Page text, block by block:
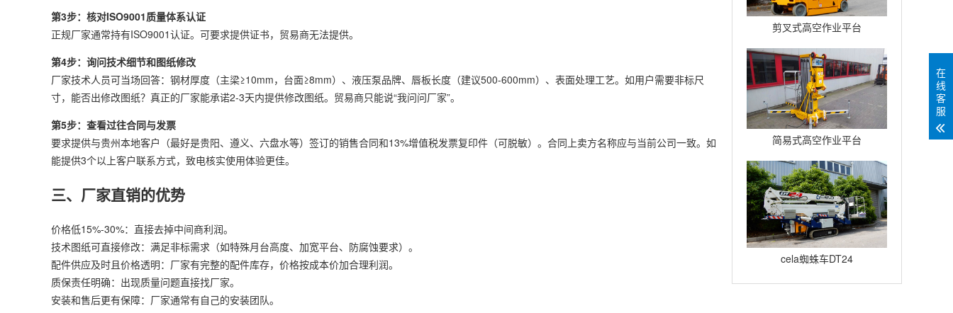
剪叉式高空作业平台
Compact12
简易式高空作业平台
Quickup7
cela蜘蛛车DT24
第3步：核对ISO9001质量体系认证
正规厂家通常持有ISO9001认证。可要求提供证书，贸易商无法提供。
第4步：询问技术细节和图纸修改
厂家技术人员可当场回答：钢材厚度（主梁≥10mm，台面≥8mm）、液压泵品牌、唇板长度（建议500-600mm）、表面处理工艺。如用户需要非标尺
寸，能否出修改图纸？真正的厂家能承诺2-3天内提供修改图纸。贸易商只能说“我问问厂家”。
第5步：查看过往合同与发票
要求提供与贵州本地客户（最好是贵阳、遵义、六盘水等）签订的销售合同和13%增值税发票复印件（可脱敏）。合同上卖方名称应与当前公司一致。如
能提供3个以上客户联系方式，致电核实使用体验更佳。
三、厂家直销的优势
价格低15%-30%：直接去掉中间商利润。
技术图纸可直接修改：满足非标需求（如特殊月台高度、加宽平台、防腐蚀要求）。
配件供应及时且价格透明：厂家有完整的配件库存，价格按成本价加合理利润。
质保责任明确：出现质量问题直接找厂家。
安装和售后更有保障：厂家通常有自己的安装团队。
在
线
客
服